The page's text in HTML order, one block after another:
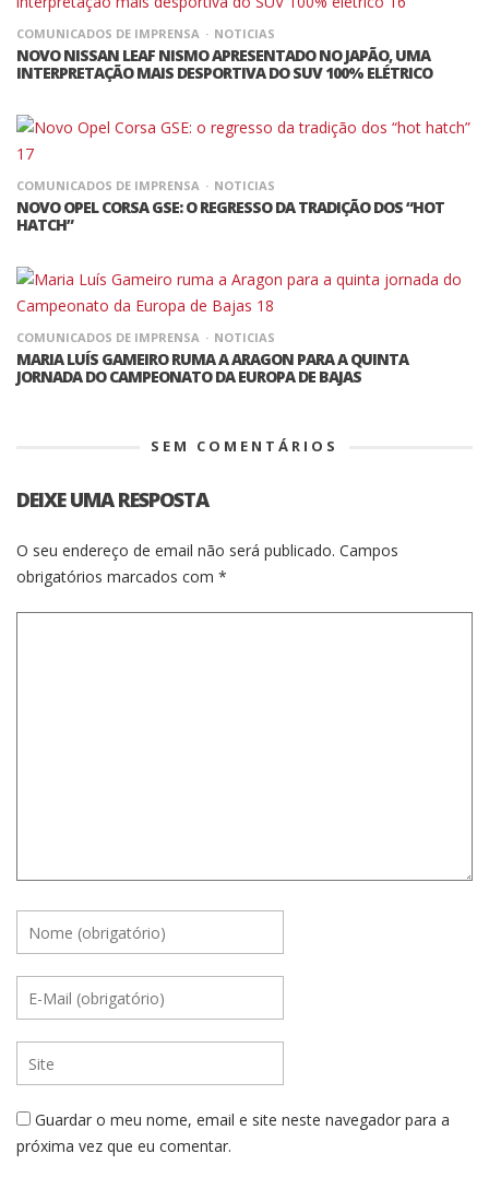
COMUNICADOS DE IMPRENSA NOTICIAS
NOVO NISSAN LEAF NISMO APRESENTADO NO JAPÃO, UMA
INTERPRETAÇÃO MAIS DESPORTIVA DO SUV 100% ELÉTRICO
COMUNICADOS DE IMPRENSA NOTICIAS
NOVO OPEL CORSA GSE: O REGRESSO DA TRADIÇÃO DOS “HOT
HATCH”
COMUNICADOS DE IMPRENSA NOTICIAS
MARIA LUÍS GAMEIRO RUMA A ARAGON PARA A QUINTA
JORNADA DO CAMPEONATO DA EUROPA DE BAJAS
SEM COMENTÁRIOS
DEIXE UMA RESPOSTA
O seu endereço de email não será publicado. Campos
obrigatórios marcados com *
Guardar o meu nome, email e site neste navegador para a
próxima vez que eu comentar.